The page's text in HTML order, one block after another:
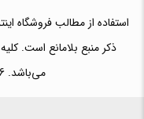
استفاده از مطالب فروشگاه
ذکر منبع بلامانع است.
می‌باشد. Copyright © 2016 - 2026